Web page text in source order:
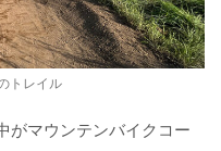
トレイル
がマウンテンバイクコー